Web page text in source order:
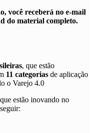
você receberá no e-mail
do material completo.
, que estão
11 categorias de aplicação
o Varejo 4.0
estão inovando no